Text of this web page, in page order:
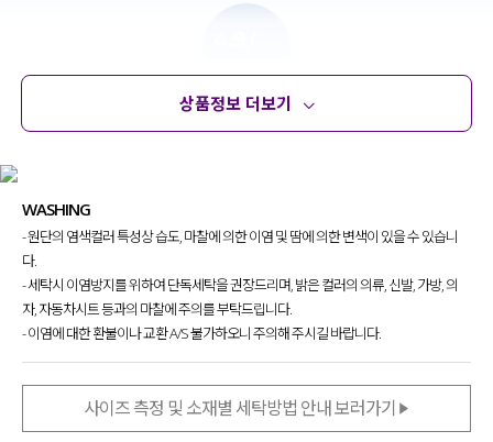
상품정보 더보기
WASHING
- 원단의 염색컬러 특성상 습도, 마찰에 의한 이염 및 땀에 의한 변색이 있을 수 있습니
다.
- 세탁시 이염방지를 위하여 단독세탁을 권장드리며, 밝은 컬러의 의류, 신발, 가방, 의
자, 자동차시트 등과의 마찰에 주의를 부탁드립니다.
- 이염에 대한 환불이나 교환 A/S 불가하오니 주의해 주시길 바랍니다.
사이즈 측정 및 소재별 세탁방법 안내 보러가기